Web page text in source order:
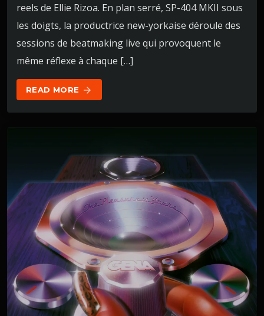
reels de Ellie Rizoa. En plan serré, SP-404 MKII sous
les doigts, la productrice new-yorkaise déroule des
sessions de beatmaking live qui provoquent le
même réflexe à chaque […]
READ MORE arrow_forward